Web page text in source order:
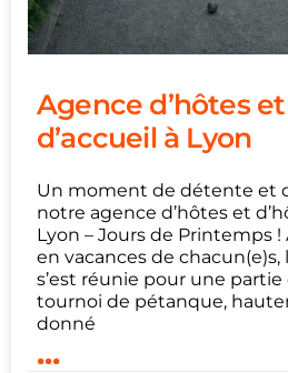
Agence d’hôtes
d’accueil à Lyon
Un moment de détente et
notre agence d’hôtes et
Lyon – Jours de Printemps
en vacances de chacun(e)s,
s’est réunie pour une
tournoi de pétanque,
donné
...